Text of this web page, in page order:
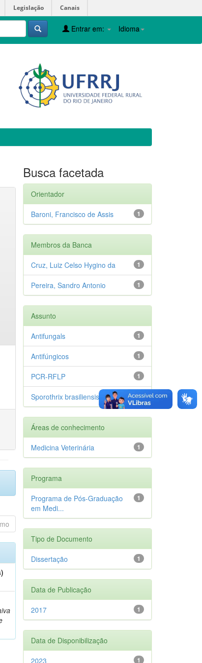
Legislação Canais
Idioma
Entrar em:
Busca facetada
Orientador
1
Baroni, Francisco de Assis
Membros da Banca
1
Cruz, Luiz Celso Hygino da
1
Pereira, Sandro Antonio
Assunto
1
Antifungals
1
Antifúngicos
1
PCR-RFLP
1
Sporothrix brasiliensis
Áreas de conhecimento
1
Medicina Veterinária
Programa
1
Programa de Pós-Graduação
em Medi...
Tipo de Documento
1
Dissertação
Data de Publicação
1
2017
Data de Disponibilização
1
2023